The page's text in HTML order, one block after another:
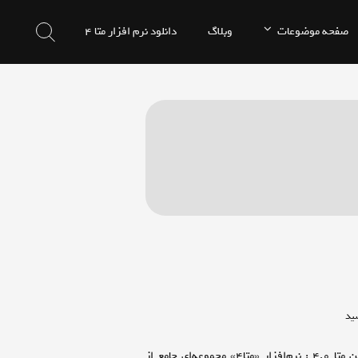
صفحه موضوعات وبلاگ دانلود نرم افزار متا 4
در